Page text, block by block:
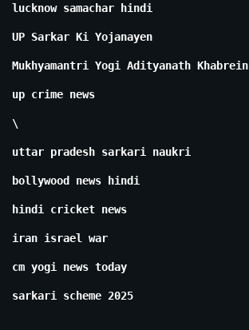
lucknow samachar hindi
UP Sarkar Ki Yojanayen
Mukhyamantri Yogi Adityanath Khabrein
up crime news
\
uttar pradesh sarkari naukri
bollywood news hindi
hindi cricket news
iran israel war
cm yogi news today
sarkari scheme 2025